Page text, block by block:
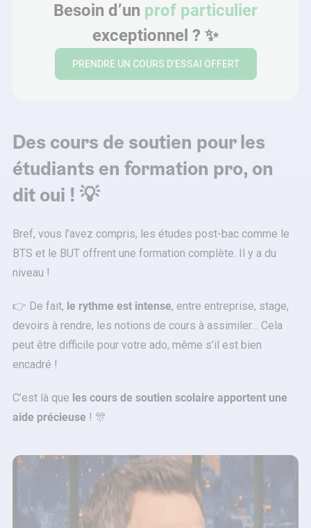
Besoin d’un prof particulier
exceptionnel ? ✨
PRENDRE UN COURS D’ESSAI OFFERT
Des cours de soutien pour les
étudiants en formation pro, on
dit oui ! 💡
Bref, vous l’avez compris, les études post-bac comme le
BTS et le BUT offrent une formation complète. Il y a du
niveau !
👉 De fait, le rythme est intense, entre entreprise, stage,
devoirs à rendre, les notions de cours à assimiler… Cela
peut être difficile pour votre ado, même s’il est bien
encadré !
C’est là que les cours de soutien scolaire apportent une
aide précieuse ! 🎊